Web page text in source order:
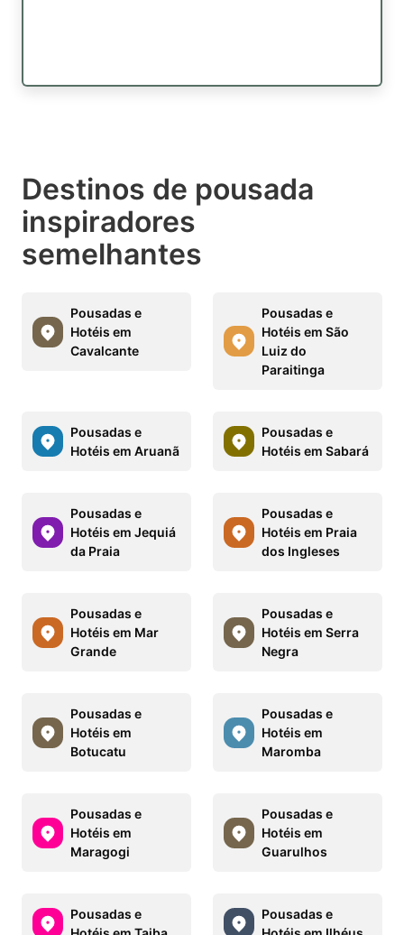
Destinos de pousada
inspiradores
semelhantes
Pousadas e
Hotéis em
Cavalcante
Pousadas e
Hotéis em São
Luiz do
Paraitinga
Pousadas e
Hotéis em Aruanã
Pousadas e
Hotéis em Sabará
Pousadas e
Hotéis em Jequiá
da Praia
Pousadas e
Hotéis em Praia
dos Ingleses
Pousadas e
Hotéis em Mar
Grande
Pousadas e
Hotéis em Serra
Negra
Pousadas e
Hotéis em
Botucatu
Pousadas e
Hotéis em
Maromba
Pousadas e
Hotéis em
Maragogi
Pousadas e
Hotéis em
Guarulhos
Pousadas e
Pousadas e